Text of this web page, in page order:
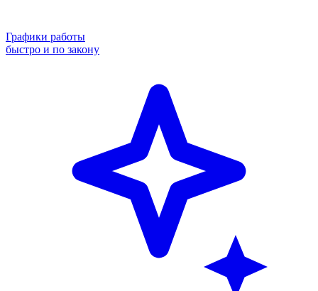
Графики работы
быстро и по закону